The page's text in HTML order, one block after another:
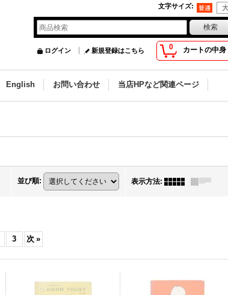
文字サイズ:
0 カートの中身
ログイン 新規登録はこちら
English お問い合わせ 当店HPなど関連ページ
並び順: 表示方法:
3 次 »